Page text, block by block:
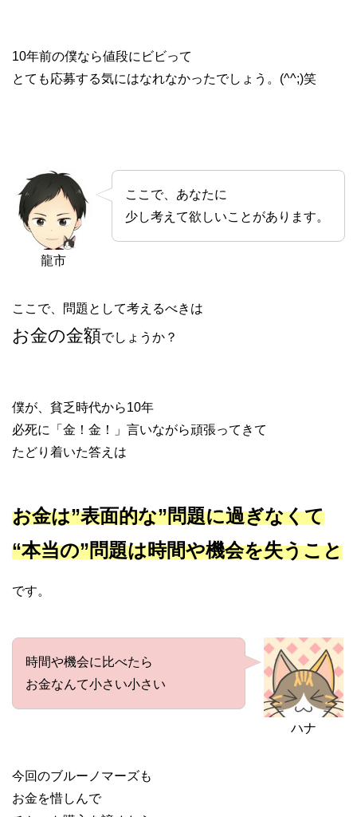
10年前の僕なら値段にビビって
とても応募する気にはなれなかったでしょう。(^^;)笑
龍市
ここで、あなたに
少し考えて欲しいことがあります。
ここで、問題として考えるべきは
お金の金額でしょうか？
僕が、貧乏時代から10年
必死に「金！金！」言いながら頑張ってきて
たどり着いた答えは
お金は”表面的な”問題に過ぎなくて
“本当の”問題は時間や機会を失うこと
です。
ハナ
時間や機会に比べたら
お金なんて小さい小さい
今回のブルーノマーズも
お金を惜しんで